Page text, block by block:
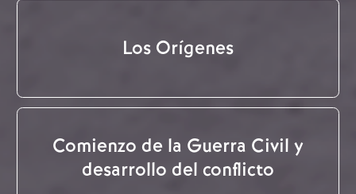
Los Orígenes
Comienzo de la Guerra Civil y
desarrollo del conflicto